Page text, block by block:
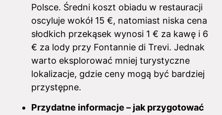
Polsce. Średni koszt obiadu w restauracji
oscyluje wokół 15 €, natomiast niska cena
słodkich przekąsek wynosi 1 € za kawę i 6
€ za lody przy Fontannie di Trevi. Jednak
warto eksplorować mniej turystyczne
lokalizacje, gdzie ceny mogą być bardziej
przystępne.
Przydatne informacje – jak przygotować